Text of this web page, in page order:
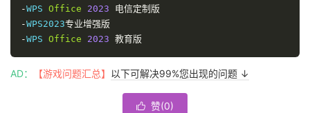
-WPS Office 2023
电信定制版
-WPS2023专业增强版
-WPS Office 2023 教育版
AD： 【游戏问题汇总】 以下可解决99%您出现的问题 ↓
 赞(0)